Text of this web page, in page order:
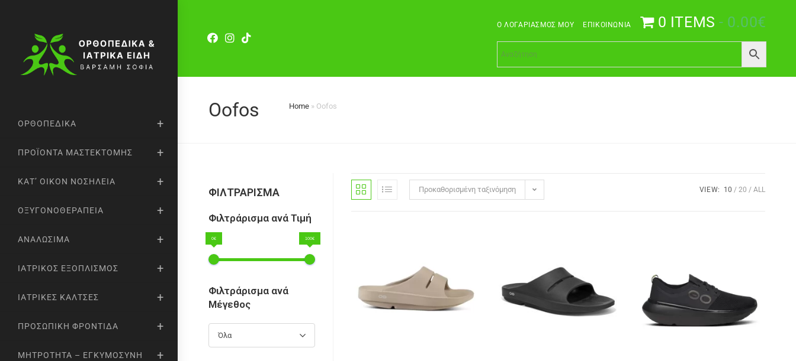
Ο ΛΟΓΑΡΙΑΣΜΌΣ ΜΟΥ ΕΠΙΚΟΙΝΩΝΊΑ 0 ITEMS 0.00€
ΟΡΘΟΠΕΔΙΚΆ
ΠΡΟΪΌΝΤΑ ΜΑΣΤΕΚΤΟΜΉΣ
ΚΑΤ’ ΟΊΚΟΝ ΝΟΣΗΛΕΊΑ
ΟΞΥΓΟΝΟΘΕΡΑΠΕΊΑ
ΑΝΑΛΏΣΙΜΑ
ΙΑΤΡΙΚΌΣ ΕΞΟΠΛΙΣΜΌΣ
ΙΑΤΡΙΚΈΣ ΚΆΛΤΣΕΣ
ΠΡΟΣΩΠΙΚΉ ΦΡΟΝΤΊΔΑ
ΜΗΤΡΌΤΗΤΑ – ΕΓΚΥΜΟΣΎΝΗ
Oofos Home » Oofos
ΦΙΛΤΡΑΡΙΣΜΑ
Φιλτράρισμα ανά Τιμή
0€ 100€
Φιλτράρισμα ανά
Μέγεθος
Όλα
Προκαθορισμένη ταξινόμηση VIEW: 10 20 ALL